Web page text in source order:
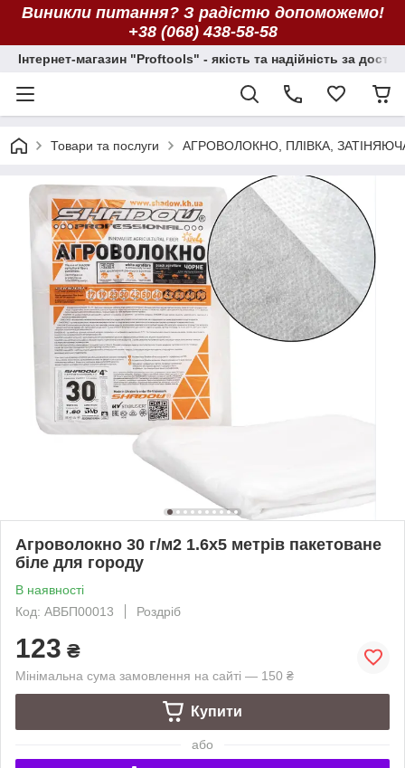
Виникли питання? З радістю допоможемо!
+38 (068) 438-58-58
Інтернет-магазин "Proftools" - якість та надійність за
Товари та послуги АГРОВОЛОКНО, ПЛІВКА,
Агроволокно 30 г/м2 1.6х5 метрів пакетоване
біле для городу
В наявності
Код: АВБП00013
Роздріб
123 ₴
Мінімальна сума замовлення на сайті — 150 ₴
Купити
або